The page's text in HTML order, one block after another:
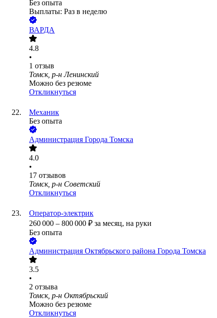
Без опыта
Выплаты: Раз в неделю
ВАРДА
4.8
•
1 отзыв
Томск, р-н Ленинский
Можно без резюме
Откликнуться
Механик
Без опыта
Администрация Города Томска
4.0
•
17 отзывов
Томск, р-н Советский
Откликнуться
Оператор-электрик
260 000 – 800 000 ₽ за месяц, на руки
Без опыта
Администрация Октябрьского района Города Томска
3.5
•
2 отзыва
Томск, р-н Октябрьский
Можно без резюме
Откликнуться